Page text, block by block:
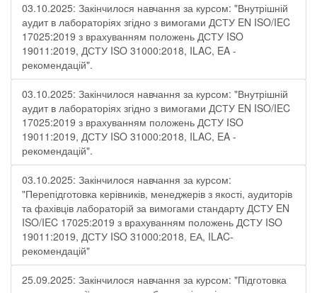
03.10.2025: Закінчилося навчання за курсом: "Внутрішній
аудит в лабораторіях згідно з вимогами ДСТУ EN ISO/IEC
17025:2019 з врахуванням положень ДСТУ ISO
19011:2019, ДСТУ ISO 31000:2018, ILAC, EA -
рекомендацій".
03.10.2025: Закінчилося навчання за курсом: "Внутрішній
аудит в лабораторіях згідно з вимогами ДСТУ EN ISO/IEC
17025:2019 з врахуванням положень ДСТУ ISO
19011:2019, ДСТУ ISO 31000:2018, ILAC, EA -
рекомендацій".
03.10.2025: Закінчилося навчання за курсом:
"Перепідготовка керівників, менеджерів з якості, аудиторів
та фахівців лабораторій за вимогами стандарту ДСТУ EN
ISO/IEC 17025:2019 з врахуванням положень ДСТУ ISO
19011:2019, ДСТУ ISO 31000:2018, ЕА, ILAC-
рекомендацій"
25.09.2025: Закінчилося навчання за курсом: "Підготовка